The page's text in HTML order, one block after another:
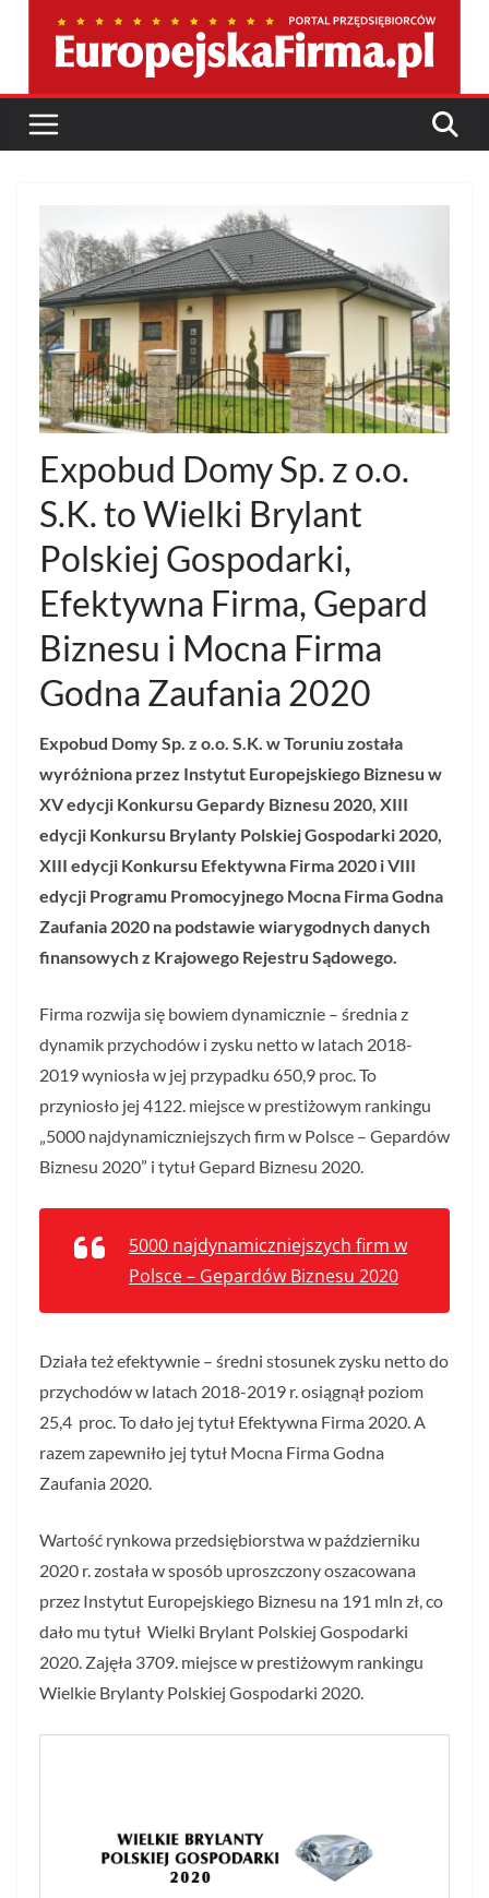
Expobud Domy Sp. z o.o.
S.K. to Wielki Brylant
Polskiej Gospodarki,
Efektywna Firma, Gepard
Biznesu i Mocna Firma
Godna Zaufania 2020
Expobud Domy Sp. z o.o. S.K. w Toruniu została
wyróżniona przez Instytut Europejskiego Biznesu w
XV edycji Konkursu Gepardy Biznesu 2020, XIII
edycji Konkursu Brylanty Polskiej Gospodarki 2020,
XIII edycji Konkursu Efektywna Firma 2020 i VIII
edycji Programu Promocyjnego Mocna Firma Godna
Zaufania 2020 na podstawie wiarygodnych danych
finansowych z Krajowego Rejestru Sądowego.
Firma rozwija się bowiem dynamicznie – średnia z
dynamik przychodów i zysku netto w latach 2018-
2019 wyniosła w jej przypadku 650,9 proc. To
przyniosło jej 4122. miejsce w prestiżowym rankingu
„5000 najdynamiczniejszych firm w Polsce – Gepardów
Biznesu 2020” i tytuł Gepard Biznesu 2020.
5000 najdynamiczniejszych firm w
Polsce – Gepardów Biznesu 2020
Działa też efektywnie – średni stosunek zysku netto do
przychodów w latach 2018-2019 r. osiągnął poziom
25,4 proc. To dało jej tytuł Efektywna Firma 2020. A
razem zapewniło jej tytuł Mocna Firma Godna
Zaufania 2020.
Wartość rynkowa przedsiębiorstwa w październiku
2020 r. została w sposób uproszczony oszacowana
przez Instytut Europejskiego Biznesu na 191 mln zł, co
dało mu tytuł Wielki Brylant Polskiej Gospodarki
2020. Zajęła 3709. miejsce w prestiżowym rankingu
Wielkie Brylanty Polskiej Gospodarki 2020.